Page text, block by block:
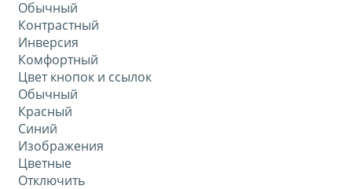
Обычный
Контрастный
Инверсия
Комфортный
Цвет кнопок и ссылок
Обычный
Красный
Синий
Изображения
Цветные
Отключить